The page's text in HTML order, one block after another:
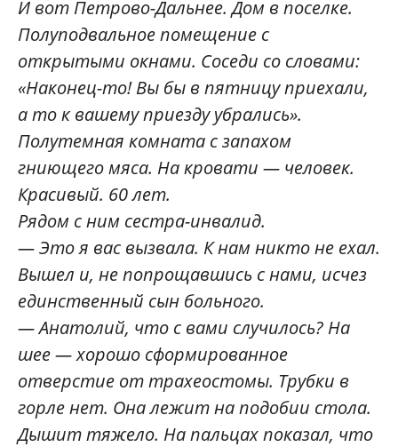
И вот Петрово-Дальнее. Дом в поселке.
Полуподвальное помещение с
открытыми окнами. Соседи со словами:
«Наконец-то! Вы бы в пятницу приехали,
а то к вашему приезду убрались».
Полутемная комната с запахом
гниющего мяса. На кровати — человек.
Красивый. 60 лет.
Рядом с ним сестра-инвалид.
— Это я вас вызвала. К нам никто не ехал.
Вышел и, не попрощавшись с нами, исчез
единственный сын больного.
— Анатолий, что с вами случилось? На
шее — хорошо сформированное
отверстие от трахеостомы. Трубки в
горле нет. Она лежит на подобии стола.
Дышит тяжело. На пальцах показал, что